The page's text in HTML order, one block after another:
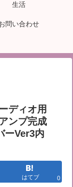
生活
問い合わせ
ディオ用
ンプ完成
ーVer3内
はてブ 0